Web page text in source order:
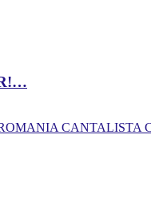
CANTALISTA